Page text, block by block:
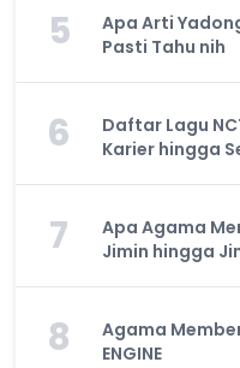
5
Apa Arti
Pasti Tahu nih
6
Daftar Lagu
Karier hingga
7
Apa Agama
Jimin hingga
8
Agama
ENGINE